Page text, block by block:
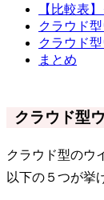
【比較表
クラウド
クラウド
まとめ
クラウド型
クラウド型のウ
以下の５つが挙